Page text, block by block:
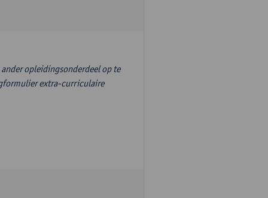
opleidingsonderdeel op te
extra-curriculaire